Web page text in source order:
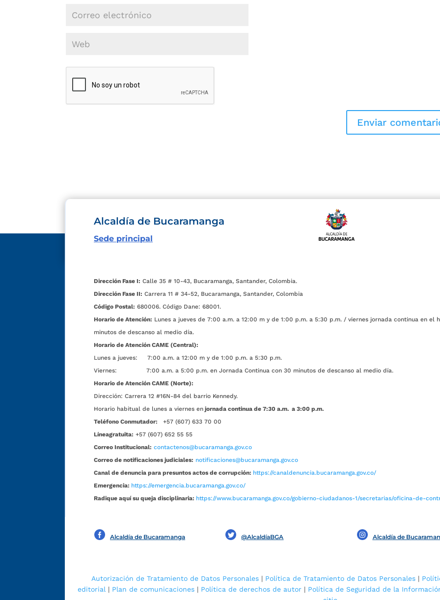
Alcaldía de Bucaramanga
Sede principal
Dirección Fase I: Calle 35 # 10-43, Bucaramanga, Santander, Colombia.
Dirección Fase II: Carrera 11 # 34-52, Bucaramanga, Santander, Colombia
Código Postal: 680006. Código Dane: 68001.
Horario de Atención: Lunes a jueves de 7:00 a.m. a 12:00 m y de 1:00 p.m. a 5:30 p.m. / viernes jornada continua en el
minutos de descanso al medio día.
Horario de Atención CAME (Central):
Lunes a jueves: 7:00 a.m. a 12:00 m y de 1:00 p.m. a 5:30 p.m.
Viernes: 7:00 a.m. a 5:00 p.m. en Jornada Continua con 30 minutos de descanso al medio día.
Horario de Atención CAME (Norte):
Dirección: Carrera 12 #16N-84 del barrio Kennedy.
Horario habitual de lunes a viernes en jornada continua de 7:30 a.m. a 3:00 p.m.
Teléfono Conmutador:
+57 (607) 633 70 00
Líneagratuita: +57 (607) 652 55 55
Correo Institucional: contactenos@bucaramanga.gov.co
Correo de notificaciones judiciales: notificaciones@bucaramanga.gov.co
Canal de denuncia para presuntos actos de corrupción: https://canaldenuncia.bucaramanga.gov.co/
Emergencia: https://emergencia.bucaramanga.gov.co/
Radique aquí su queja disciplinaria: https://www.bucaramanga.gov.co/gobierno-ciudadanos-1/secretarias/oficina-de-
Alcaldía de Bucaramanga @AlcaldíaBGA Alcaldía de
Autorización de Tratamiento de Datos Personales | Política de Tratamiento de Datos Personales |
editorial | Plan de comunicaciones | Política de derechos de autor | Política de Seguridad de la